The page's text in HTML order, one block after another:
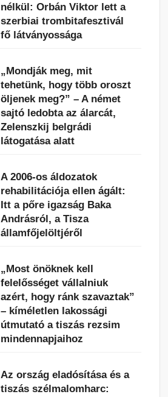
nélkül: Orbán Viktor lett a
szerbiai trombitafesztivál
fő látványossága
„Mondják meg, mit
tehetünk, hogy több oroszt
öljenek meg?” – A német
sajtó ledobta az álarcát,
Zelenszkij belgrádi
látogatása alatt
A 2006-os áldozatok
rehabilitációja ellen ágált:
Itt a pőre igazság Baka
Andrásról, a Tisza
államfőjelöltjéről
„Most önöknek kell
felelősséget vállalniuk
azért, hogy ránk szavaztak”
– kíméletlen lakossági
útmutató a tiszás rezsim
mindennapjaihoz
Az ország eladósítása és a
tiszás szélmalomharc: